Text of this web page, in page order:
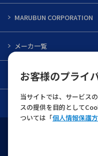
お客様のプライ
当サイトでは、サービス
スの提供を目的として
ついては「個人情報保護
MARUBUN CORPORATION
メーカ一覧
インフォメーション
お問い合わせ
© 2022 MARUBUN